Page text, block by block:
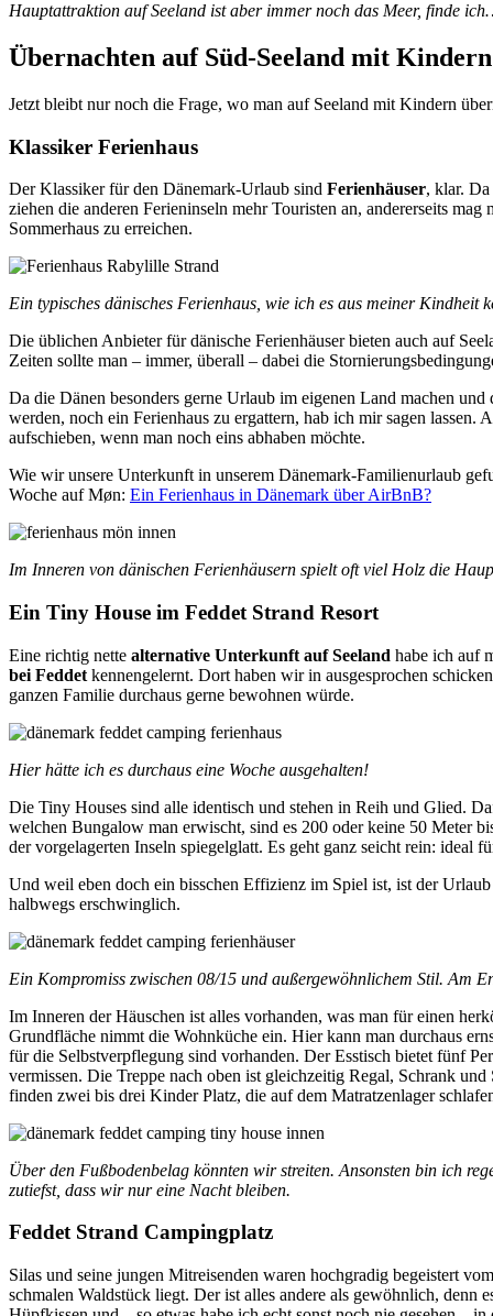
Hauptattraktion auf Seeland ist aber immer noch das Meer, finde
Übernachten auf Süd-Seeland mit Kindern
Jetzt bleibt nur noch die Frage, wo man auf Seeland mit Kindern
Klassiker Ferienhaus
Der Klassiker für den Dänemark-Urlaub sind Ferienhäuser, klar.
ziehen die anderen Ferieninseln mehr Touristen an, andererseits
Sommerhaus zu erreichen.
Ein typisches dänisches Ferienhaus, wie ich es aus meiner Kindheit
Die üblichen Anbieter für dänische Ferienhäuser bieten auch auf
Zeiten sollte man – immer, überall – dabei die
Da die Dänen besonders gerne Urlaub im eigenen Land machen und
werden, noch ein Ferienhaus zu ergattern, hab ich mir sagen
aufschieben, wenn man noch eins abhaben möchte.
Wie wir unsere Unterkunft in unserem Dänemark-Familienurlaub
Woche auf Møn: Ein Ferienhaus in Dänemark über AirBnB?
Im Inneren von dänischen Ferienhäusern spielt oft viel Holz die
Ein Tiny House im Feddet Strand Resort
Eine richtig nette alternative Unterkunft auf Seeland habe ich auf
bei Feddet kennengelernt. Dort haben wir in ausgesprochen
ganzen Familie durchaus gerne bewohnen würde.
Hier hätte ich es durchaus eine Woche ausgehalten!
Die Tiny Houses sind alle identisch und stehen in Reih und Glied.
welchen Bungalow man erwischt, sind es 200 oder keine 50 Meter
der vorgelagerten Inseln spiegelglatt. Es geht ganz seicht rein: ideal
Und weil eben doch ein bisschen Effizienz im Spiel ist, ist der
halbwegs erschwinglich.
Ein Kompromiss zwischen 08/15 und außergewöhnlichem Stil. Am
Im Inneren der Häuschen ist alles vorhanden, was man für einen
Grundfläche nimmt die Wohnküche ein. Hier kann man durchaus
für die Selbstverpflegung sind vorhanden. Der Esstisch bietet fünf
vermissen. Die Treppe nach oben ist gleichzeitig Regal, Schrank
finden zwei bis drei Kinder Platz, die auf dem Matratzenlager
Über den Fußbodenbelag könnten wir streiten. Ansonsten bin ich
zutiefst, dass wir nur eine Nacht bleiben.
Feddet Strand Campingplatz
Silas und seine jungen Mitreisenden waren hochgradig begeistert
schmalen Waldstück liegt. Der ist alles andere als gewöhnlich, denn